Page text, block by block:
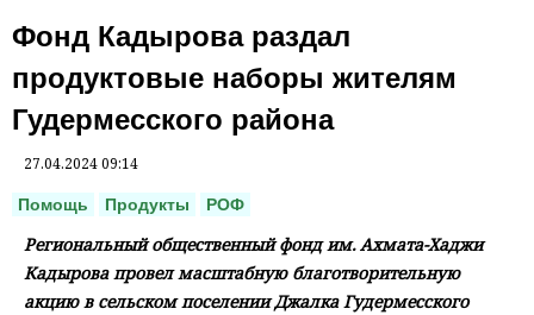
Фонд Кадырова раздал
продуктовые наборы жителям
Гудермесского района
27.04.2024 09:14
Помощь Продукты РОФ
Региональный общественный фонд им. Ахмата-Хаджи
Кадырова провел масштабную благотворительную
акцию в сельском поселении Джалка Гудермесского